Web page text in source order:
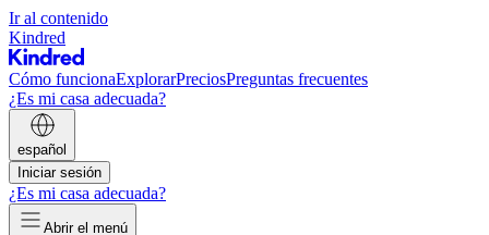
Ir al contenido
Kindred
Cómo funcionaExplorarPreciosPreguntas frecuentes
¿Es mi casa adecuada?
español
Iniciar sesión
¿Es mi casa adecuada?
Abrir el menú